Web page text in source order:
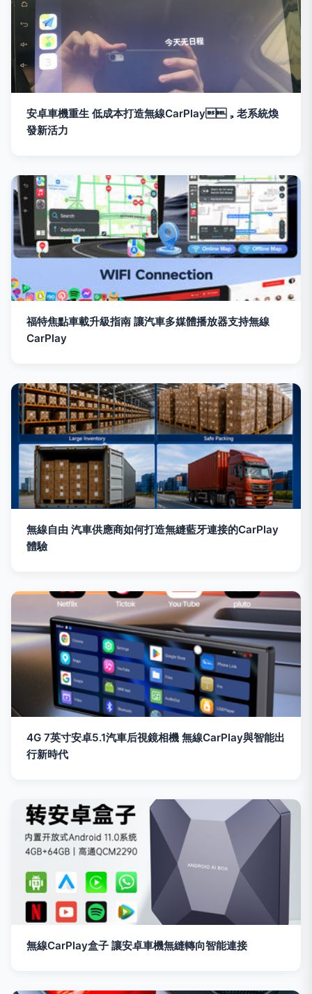
安卓車機重生 低成本打造無線CarPlay，老系統煥
發新活力
福特焦點車載升級指南 讓汽車多媒體播放器支持無線
CarPlay
無線自由 汽車供應商如何打造無縫藍牙連接的CarPlay
體驗
4G 7英寸安卓5.1汽車后視鏡相機 無線CarPlay與智能出
行新時代
無線CarPlay盒子 讓安卓車機無縫轉向智能連接